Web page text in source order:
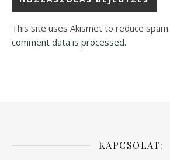
This site uses Akismet to reduce spam.
comment data is processed.
KAPCSOLAT: